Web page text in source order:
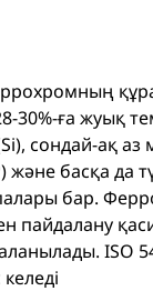
30%-ға жуық
сондай-ақ
және басқа да
бар.
пайдалану
ISO